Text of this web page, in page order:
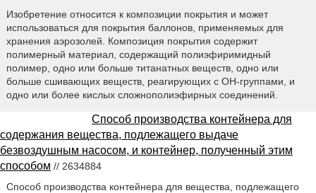
Изобретение относится к композиции покрытия и может
использоваться для покрытия баллонов, применяемых для
хранения аэрозолей. Композиция покрытия содержит
полимерный материал, содержащий полиэфиримидный
полимер, одно или больше титанатных веществ, одно или
больше сшивающих веществ, реагирующих с ОН-группами, и
одно или более кислых сложнополиэфирных соединений.
Способ производства контейнера для
содержания вещества, подлежащего выдаче
безвоздушным насосом, и контейнер, полученный этим
способом // 2634884
Способ производства контейнера для вещества, подлежащего